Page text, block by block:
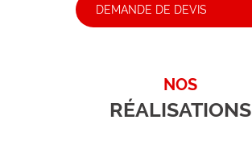
DEMANDE DE DEVIS
NOS
RÉALISATIONS